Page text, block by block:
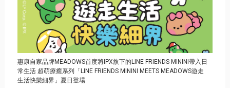
惠康自家品牌MEADOWS首度將IPX旗下的LINE FRIENDS MININI帶入日
常生活 超萌療癒系列「LINE FRIENDS MININI MEETS MEADOWS遊走
生活快樂細界」夏日登場